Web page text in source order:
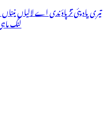
تیری یاد پئی تڑپاؤندی اے لالیاں
لنگ